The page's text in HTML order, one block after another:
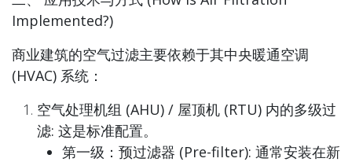
Implemented?)
商业建筑的空气过滤主要依赖于其中央暖通空调
(HVAC) 系统 ：
空气处理机组 (AHU) / 屋顶机 (RTU) 内的多级过
滤: 这是标准配置。
第一级：预过滤器 (Pre-filter): 通常安装在新